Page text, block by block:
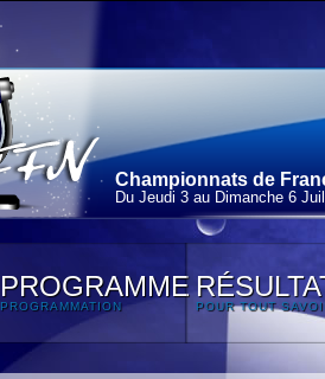
Championnats de
Du Jeudi 3 au Dimanche 6
PROGRAMME
PROGRAMMATION POUR TOUT